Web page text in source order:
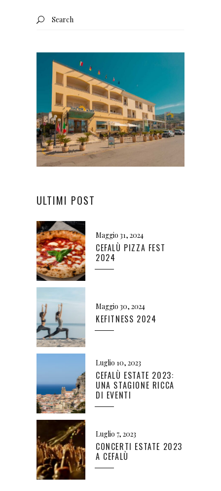
Search
for:
ULTIMI POST
Maggio 31, 2024
CEFALÙ PIZZA FEST
2024
Maggio 30, 2024
KEFITNESS 2024
Luglio 10, 2023
CEFALÙ ESTATE 2023:
UNA STAGIONE RICCA
DI EVENTI
Luglio 7, 2023
CONCERTI ESTATE 2023
A CEFALÙ